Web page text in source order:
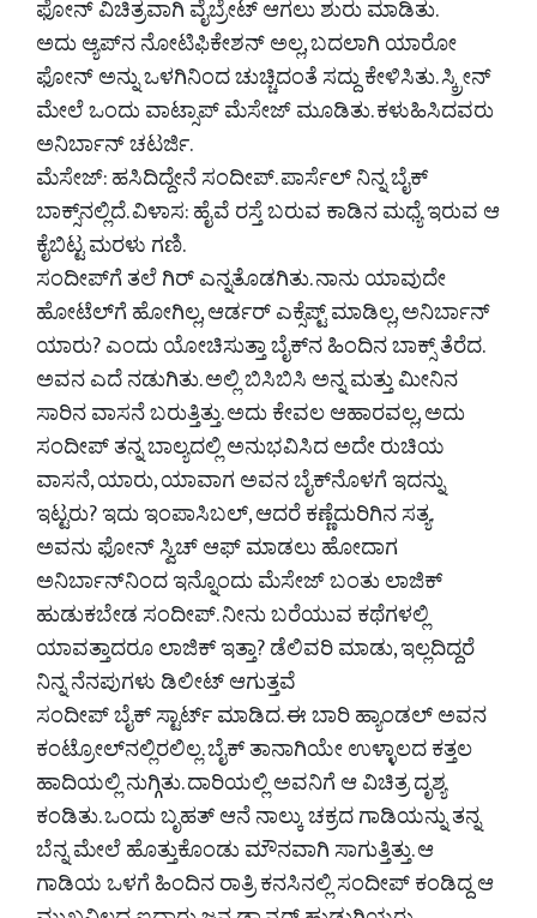
ಫೋನ್ ವಿಚಿತ್ರವಾಗಿ ವೈಬ್ರೇಟ್ ಆಗಲು ಶುರು ಮಾಡಿತು.
ಅದು ಆ್ಯಪ್‌ನ ನೋಟಿಫಿಕೇಶನ್ ಅಲ್ಲ, ಬದಲಾಗಿ ಯಾರೋ
ಫೋನ್ ಅನ್ನು ಒಳಗಿನಿಂದ ಚುಚ್ಚಿದಂತೆ ಸದ್ದು ಕೇಳಿಸಿತು. ಸ್ಕ್ರೀನ್
ಮೇಲೆ ಒಂದು ವಾಟ್ಸಾಪ್ ಮೆಸೇಜ್ ಮೂಡಿತು. ಕಳುಹಿಸಿದವರು
ಅನಿರ್ಬಾನ್ ಚಟರ್ಜಿ.
ಮೆಸೇಜ್: ಹಸಿದಿದ್ದೇನೆ ಸಂದೀಪ್. ಪಾರ್ಸೆಲ್ ನಿನ್ನ ಬೈಕ್
ಬಾಕ್ಸ್‌ನಲ್ಲಿದೆ. ವಿಳಾಸ: ಹೈವೆ ರಸ್ತೆ ಬರುವ ಕಾಡಿನ ಮಧ್ಯೆ ಇರುವ ಆ
ಕೈಬಿಟ್ಟ ಮರಳು ಗಣಿ.
ಸಂದೀಪ್‌ಗೆ ತಲೆ ಗಿರ್ ಎನ್ನತೊಡಗಿತು. ನಾನು ಯಾವುದೇ
ಹೋಟೆಲ್‌ಗೆ ಹೋಗಿಲ್ಲ, ಆರ್ಡರ್ ಎಕ್ಸೆಪ್ಟ್ ಮಾಡಿಲ್ಲ, ಅನಿರ್ಬಾನ್
ಯಾರು? ಎಂದು ಯೋಚಿಸುತ್ತಾ ಬೈಕ್‌ನ ಹಿಂದಿನ ಬಾಕ್ಸ್ ತೆರೆದ.
ಅವನ ಎದೆ ನಡುಗಿತು. ಅಲ್ಲಿ ಬಿಸಿಬಿಸಿ ಅನ್ನ ಮತ್ತು ಮೀನಿನ
ಸಾರಿನ ವಾಸನೆ ಬರುತ್ತಿತ್ತು. ಅದು ಕೇವಲ ಆಹಾರವಲ್ಲ, ಅದು
ಸಂದೀಪ್ ತನ್ನ ಬಾಲ್ಯದಲ್ಲಿ ಅನುಭವಿಸಿದ ಅದೇ ರುಚಿಯ
ವಾಸನೆ, ಯಾರು, ಯಾವಾಗ ಅವನ ಬೈಕ್‌ನೊಳಗೆ ಇದನ್ನು
ಇಟ್ಟರು? ಇದು ಇಂಪಾಸಿಬಲ್, ಆದರೆ ಕಣ್ಣೆದುರಿಗಿನ ಸತ್ಯ.
ಅವನು ಫೋನ್ ಸ್ವಿಚ್ ಆಫ್ ಮಾಡಲು ಹೋದಾಗ
ಅನಿರ್ಬಾನ್‌ನಿಂದ ಇನ್ನೊಂದು ಮೆಸೇಜ್ ಬಂತು ಲಾಜಿಕ್
ಹುಡುಕಬೇಡ ಸಂದೀಪ್. ನೀನು ಬರೆಯುವ ಕಥೆಗಳಲ್ಲಿ
ಯಾವತ್ತಾದರೂ ಲಾಜಿಕ್ ಇತ್ತಾ? ಡೆಲಿವರಿ ಮಾಡು, ಇಲ್ಲದಿದ್ದರೆ
ನಿನ್ನ ನೆನಪುಗಳು ಡಿಲೀಟ್ ಆಗುತ್ತವೆ
ಸಂದೀಪ್ ಬೈಕ್ ಸ್ಟಾರ್ಟ್ ಮಾಡಿದ. ಈ ಬಾರಿ ಹ್ಯಾಂಡಲ್ ಅವನ
ಕಂಟ್ರೋಲ್‌ನಲ್ಲಿರಲಿಲ್ಲ. ಬೈಕ್ ತಾನಾಗಿಯೇ ಉಳ್ಳಾಲದ ಕತ್ತಲ
ಹಾದಿಯಲ್ಲಿ ನುಗ್ಗಿತು. ದಾರಿಯಲ್ಲಿ ಅವನಿಗೆ ಆ ವಿಚಿತ್ರ ದೃಶ್ಯ
ಕಂಡಿತು. ಒಂದು ಬೃಹತ್ ಆನೆ ನಾಲ್ಕು ಚಕ್ರದ ಗಾಡಿಯನ್ನು ತನ್ನ
ಬೆನ್ನ ಮೇಲೆ ಹೊತ್ತುಕೊಂಡು ಮೌನವಾಗಿ ಸಾಗುತ್ತಿತ್ತು. ಆ
ಗಾಡಿಯ ಒಳಗೆ ಹಿಂದಿನ ರಾತ್ರಿ ಕನಸಿನಲ್ಲಿ ಸಂದೀಪ್ ಕಂಡಿದ್ದ ಆ